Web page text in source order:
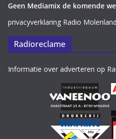
Geen Mediamix de komende
privacyverklaring Radio
Radioreclame
Informatie over adverteren op